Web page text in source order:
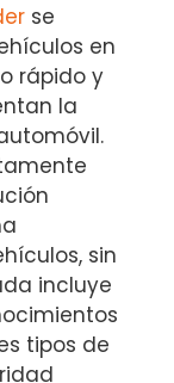
se
en
rápido y
la
sin
incluye
tipos de